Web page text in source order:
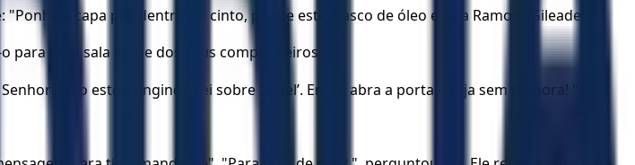
a capa por dentro do cinto, pegue este frasco de óleo e vá a Ramote-Gileade.
para uma sala longe dos seus companheiros.
Eu o estou ungindo rei sobre Israel’. Então abra a porta e fuja sem demora! "